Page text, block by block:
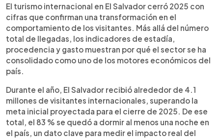
Escuchar artículo
El turismo internacional en El Salvador mostró en
2025 un cambio en el perfil del visitante. Según
Alejandra Durán, directora de la Corporación
Salvadoreña de Turismo (Corsatur), los turistas
internacionales permanecieron en promedio entre
seis y siete noches en el país, y el 83 % se quedó
Honduras se mantuvieron como los principales
países de procedencia. Además, el gasto diario
promedio por visitante osciló entre $140 y $150, lo
que permitió que el sector generara más de
$3,500 millones en divisas, consolidándose como
un motor clave de la economía.
El turismo internacional en El Salvador cerró 2025 con
cifras que confirman una transformación en el
comportamiento de los visitantes. Más allá del número
total de llegadas, los indicadores de estadía,
procedencia y gasto muestran por qué el sector se ha
consolidado como uno de los motores económicos del
país.
Durante el año, El Salvador recibió alrededor de 4.1
millones de visitantes internacionales, superando la
meta inicial proyectada para el cierre de 2025. De ese
total, el 83 % se quedó a dormir al menos una noche en
el país, un dato clave para medir el impacto real del